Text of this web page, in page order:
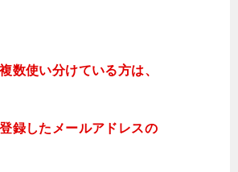
数使い分けている方は、
録したメールアドレスの